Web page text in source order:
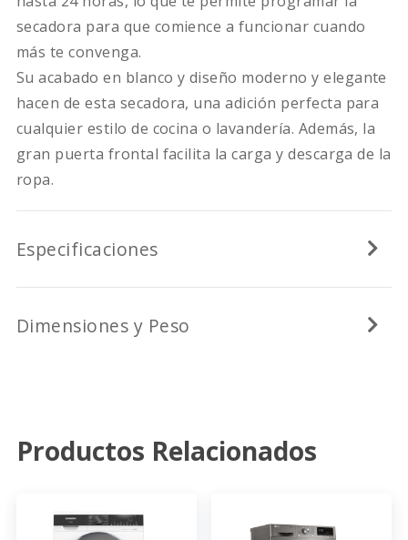
secadora para que comience a funcionar cuando
más te convenga.
Su acabado en blanco y diseño moderno y elegante
hacen de esta secadora, una adición perfecta para
cualquier estilo de cocina o lavandería. Además, la
gran puerta frontal facilita la carga y descarga de la
ropa.
Especificaciones
Dimensiones y Peso
Productos Relacionados